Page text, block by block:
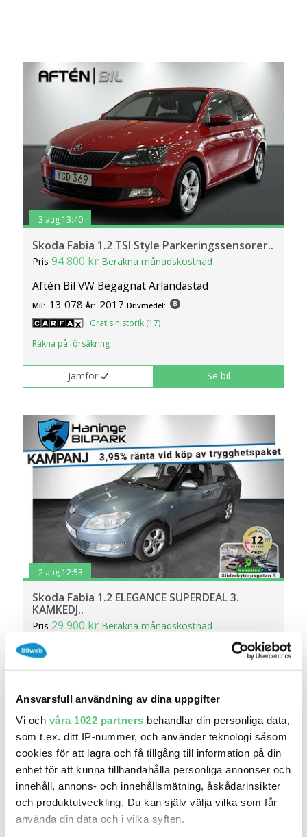
Ansvarsfull användning av dina uppgifter
Vi och våra 1022 partners behandlar din personliga data,
som t.ex. ditt IP-nummer, och använder teknologi såsom
cookies för att lagra och få tillgång till information på din
enhet för att kunna tillhandahålla personliga annonser och
innehåll, annons- och innehållsmätning, åskådarinsikter
och produktutveckling. Du kan själv välja vilka som får
använda din data och i vilka syften.
3 aug 13:40
Skoda Fabia 1.2 TSI Style Parkeringssensorer..
Pris94 800 kr Beräkna månadskostnad
Aftén Bil VW Begagnat Arlandastad
Mil: 13 078 År: 2017 Drivmedel:
Gratis historik (17)
Räkna på försäkring
Jämför Se bil
2 aug 12:53
Skoda Fabia 1.2 ELEGANCE SUPERDEAL 3.
KAMKEDJ..
Pris 29 900 kr Beräkna månadskostnad
Haninge Bilpark AB
Mil: 19 485 År: 2011 Drivmedel:
Jämför Se bil